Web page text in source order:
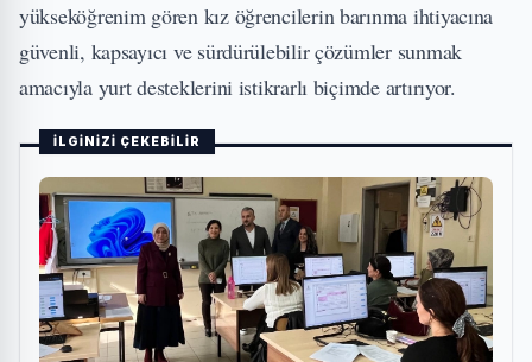
yükseköğrenim gören kız öğrencilerin barınma ihtiyacına
güvenli, kapsayıcı ve sürdürülebilir çözümler sunmak
amacıyla yurt desteklerini istikrarlı biçimde artırıyor.
İLGİNİZİ ÇEKEBİLİR